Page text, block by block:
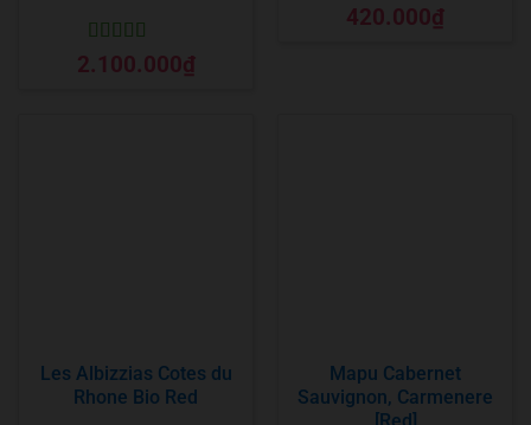
Được xếp
hạng55 sao
2.100.000₫
Được xếp
hạng55 sao
420.000₫
Les Albizzias Cotes du
Rhone Bio Red
Mapu Cabernet
Sauvignon, Carmenere